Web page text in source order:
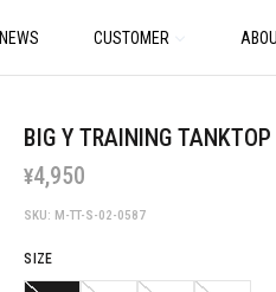
NEWS CUSTOMER
BIG Y TRAINING
¥4,950
SKU: M-TT-S-02-0587
SIZE